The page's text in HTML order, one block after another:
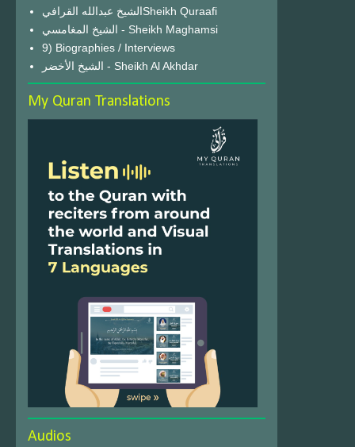
الشيخ عبدالله القرافيSheikh Quraafi
الشيخ المغامسي - Sheikh Maghamsi
9) Biographies / Interviews
الشيخ الأخضر - Sheikh Al Akhdar
My Quran Translations
Audios